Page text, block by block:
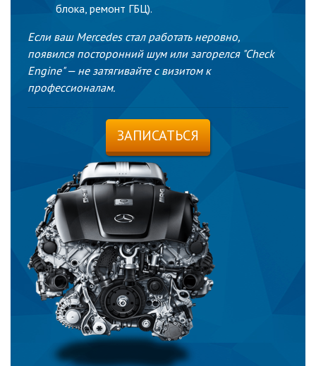
блока, ремонт ГБЦ).
Если ваш Mercedes стал работать неровно,
появился посторонний шум или загорелся "Check
Engine" — не затягивайте с визитом к
профессионалам.
ЗАПИСАТЬСЯ